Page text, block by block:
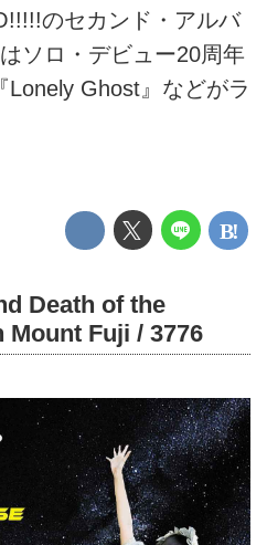
のセカンド・アルバ
ソロ・デビュー20周年
Lonely Ghost』などがラ
Death of the
Fuji / 3776